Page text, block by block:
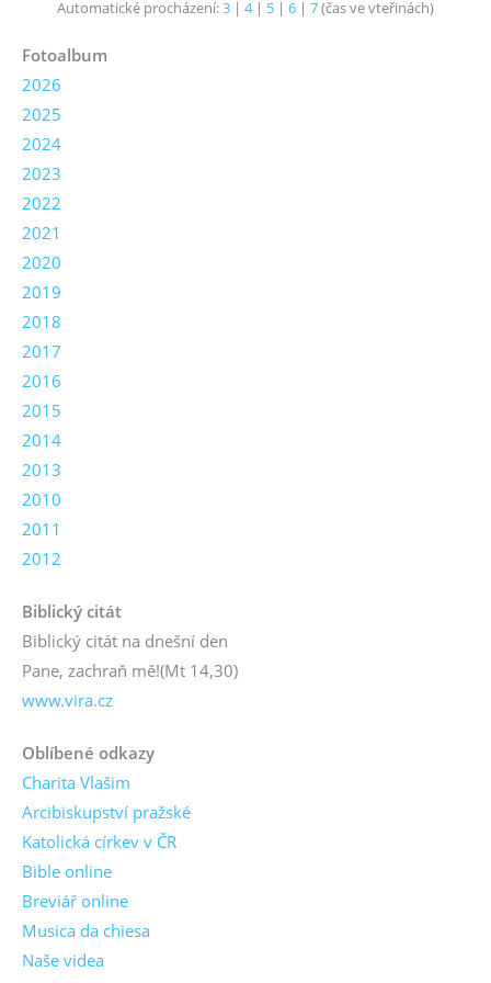
Automatické procházení:3 | 4| 5 | 6 | 7(čas ve vteřinách)
Fotoalbum
2026
2025
2024
2023
2022
2021
2020
2019
2018
2017
2016
2015
2014
2013
2010
2011
2012
Biblický citát
Biblický citát na dnešní den
Pane, zachraň mě!(Mt 14,30)
www.vira.cz
Oblíbené odkazy
Charita Vlašim
Arcibiskupství pražské
Katolická církev v ČR
Bible online
Breviář online
Musica da chiesa
Naše videa